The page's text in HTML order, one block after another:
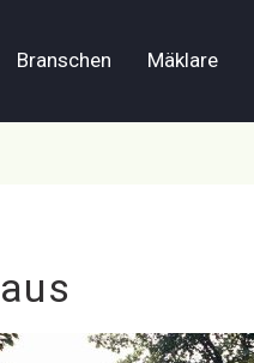
Branschen Mäklare